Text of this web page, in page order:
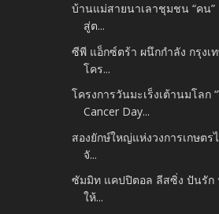
บ้านแม่สายนาเลาชุมชน “คน”
สู่ต...
ซีพี แอ็กซ์ตร้า ผนึกกำลัง กรุงเ
โคร...
โครงการวันมะเร็งเต้านมโลก
Cancer Day...
สองยักษ์ใหญ่แห่งวงการเกษตร
จั...
ซัมมิท แคปปิตอล ลีสซิ่ง ปันรัก
ให้...